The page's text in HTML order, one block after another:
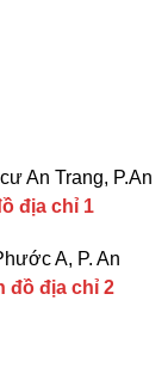
An Trang, P.An
địa chỉ 1
A, P. An
đồ địa chỉ 2